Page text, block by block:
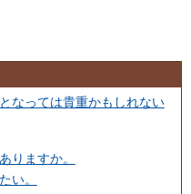
なっては貴重かもしれない
りますか。
い。